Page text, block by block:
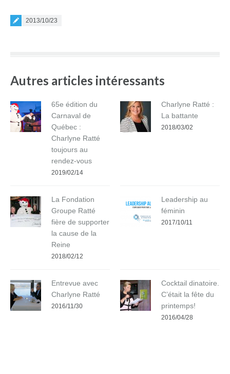
Posted on
2013/10/23
Autres articles intéressants
65e édition du
Carnaval de
Québec :
Charlyne Ratté
toujours au
rendez-vous
2019/02/14
Charlyne Ratté :
La battante
2018/03/02
La Fondation
Groupe Ratté
fière de supporter
la cause de la
Reine
2018/02/12
Leadership au
féminin
2017/10/11
Entrevue avec
Charlyne Ratté
2016/11/30
Cocktail dinatoire.
C’était la fête du
printemps!
2016/04/28